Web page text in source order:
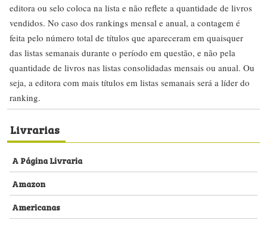
editora ou selo coloca na lista e não reflete a quantidade de livros
vendidos. No caso dos rankings mensal e anual, a contagem é
feita pelo número total de títulos que apareceram em quaisquer
das listas semanais durante o período em questão, e não pela
quantidade de livros nas listas consolidadas mensais ou anual. Ou
seja, a editora com mais títulos em listas semanais será a líder do
ranking.
Livrarias
A Página Livraria
Amazon
Americanas